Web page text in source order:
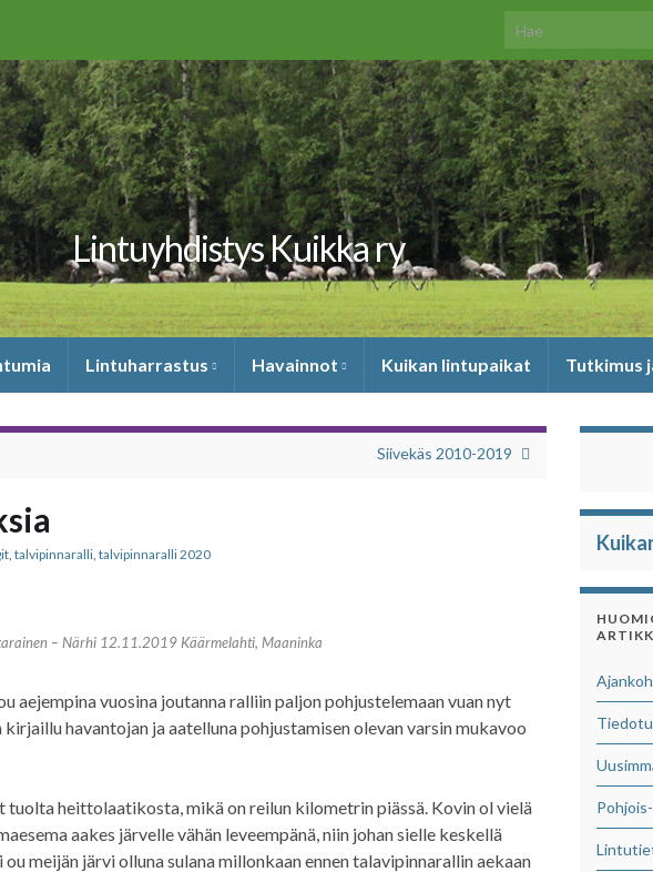
Search for:
Lintuyhdistys Kuikka ry
Lintuharrastus Havainnot Kuikan lintupaikat Tutkimus
Siivekäs 2010-2019
, talvipinnaralli, talvipinnaralli 2020
– Närhi 12.11.2019 Käärmelahti, Maaninka
aejempina vuosina joutanna ralliin paljon pohjustelemaan vuan nyt
havantojan ja aatelluna pohjustamisen olevan varsin mukavoo
tuolta heittolaatikosta, mikä on reilun kilometrin piässä. Kovin ol vielä
aakes järvelle vähän leveempänä, niin johan sielle keskellä
meijän järvi olluna sulana millonkaan ennen talavipinnarallin aekaan